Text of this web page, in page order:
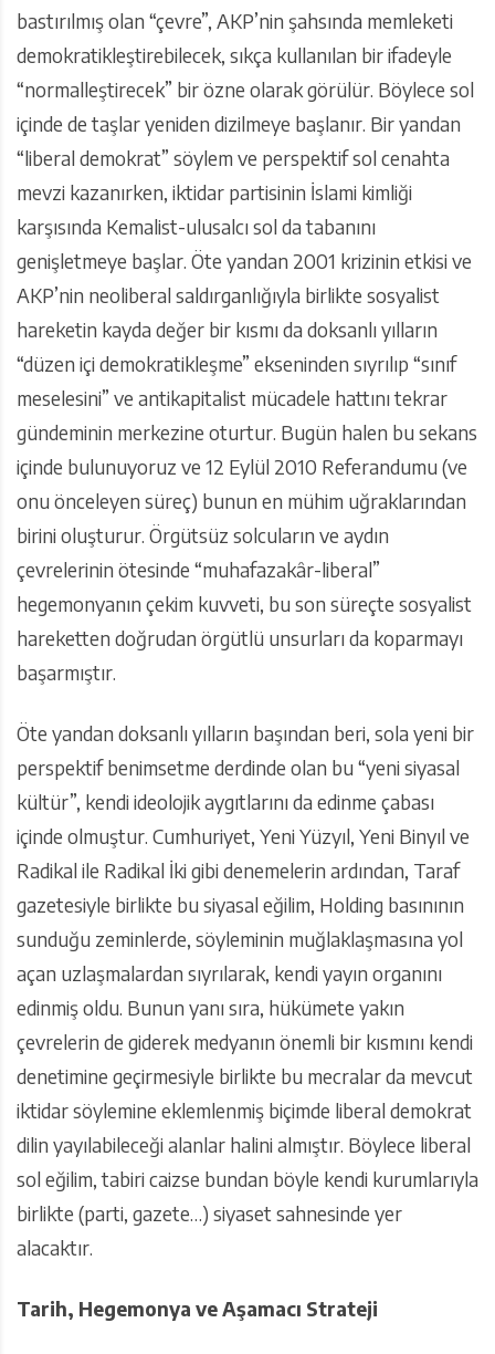
bastırılmış olan “çevre”, AKP’nin şahsında memleketi
demokratikleştirebilecek, sıkça kullanılan bir ifadeyle
“normalleştirecek” bir özne olarak görülür. Böylece sol
içinde de taşlar yeniden dizilmeye başlanır. Bir yandan
“liberal demokrat” söylem ve perspektif sol cenahta
mevzi kazanırken, iktidar partisinin İslami kimliği
karşısında Kemalist-ulusalcı sol da tabanını
genişletmeye başlar. Öte yandan 2001 krizinin etkisi ve
AKP’nin neoliberal saldırganlığıyla birlikte sosyalist
hareketin kayda değer bir kısmı da doksanlı yılların
“düzen içi demokratikleşme” ekseninden sıyrılıp “sınıf
meselesini” ve antikapitalist mücadele hattını tekrar
gündeminin merkezine oturtur. Bugün halen bu sekans
içinde bulunuyoruz ve 12 Eylül 2010 Referandumu (ve
onu önceleyen süreç) bunun en mühim uğraklarından
birini oluşturur. Örgütsüz solcuların ve aydın
çevrelerinin ötesinde “muhafazakâr-liberal”
hegemonyanın çekim kuvveti, bu son süreçte sosyalist
hareketten doğrudan örgütlü unsurları da koparmayı
başarmıştır.
Öte yandan doksanlı yılların başından beri, sola yeni bir
perspektif benimsetme derdinde olan bu “yeni siyasal
kültür”, kendi ideolojik aygıtlarını da edinme çabası
içinde olmuştur. Cumhuriyet, Yeni Yüzyıl, Yeni Binyıl ve
Radikal ile Radikal İki gibi denemelerin ardından, Taraf
gazetesiyle birlikte bu siyasal eğilim, Holding basınının
sunduğu zeminlerde, söyleminin muğlaklaşmasına yol
açan uzlaşmalardan sıyrılarak, kendi yayın organını
edinmiş oldu. Bunun yanı sıra, hükümete yakın
çevrelerin de giderek medyanın önemli bir kısmını kendi
denetimine geçirmesiyle birlikte bu mecralar da mevcut
iktidar söylemine eklemlenmiş biçimde liberal demokrat
dilin yayılabileceği alanlar halini almıştır. Böylece liberal
sol eğilim, tabiri caizse bundan böyle kendi kurumlarıyla
birlikte (parti, gazete…) siyaset sahnesinde yer
alacaktır.
Tarih, Hegemonya ve Aşamacı Strateji